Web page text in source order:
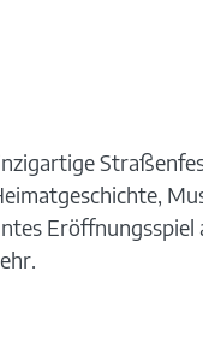
Eröffnungsspiel